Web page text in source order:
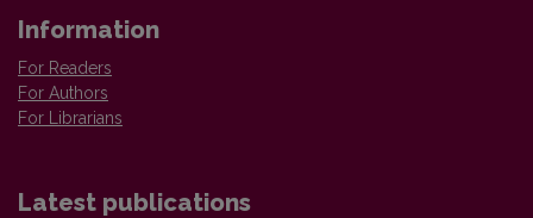
Information
For Readers
For Authors
For Librarians
Latest publications